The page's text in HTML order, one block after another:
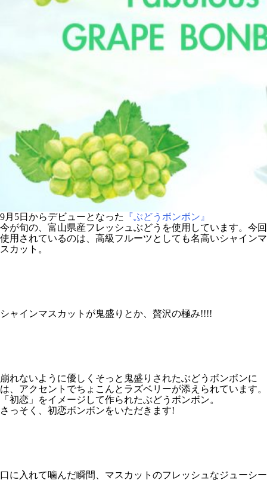
9月5日からデビューとなった
『ぶどうボンボン』
今が旬の、富山県産フレッシュぶどうを使用しています。今回
使用されているのは、高級フルーツとしても名高いシャインマ
スカット。
シャインマスカットが鬼盛りとか、贅沢の極み!!!!
崩れないように優しくそっと鬼盛りされたぶどうボンボンに
は、アクセントでちょこんとラズベリーが添えられています。
「初恋」をイメージして作られたぶどうボンボン。
さっそく、初恋ボンボンをいただきます!
口に入れて噛んだ瞬間、マスカットのフレッシュなジューシー